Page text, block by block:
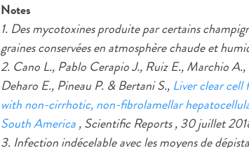
Notes
1. Des mycotoxines produite par certains
graines conservées en atmosphère chaude et
2. Cano L., Pablo Cerapio J., Ruiz E., Marchio
Deharo E., Pineau P. & Bertani S., Liver clear cell
with non-cirrhotic, non-fibrolamellar
South America, Scientific Reports , 30 juillet
3. Infection indécelable avec les moyens de